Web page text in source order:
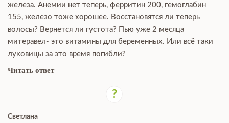
железа. Анемии нет теперь, ферритин 200, гемоглабин
155, железо тоже хорошее. Восстановятся ли теперь
волосы? Вернется ли густота? Пью уже 2 месяца
митеравел- это витамины для беременных. Или всё таки
луковицы за это время погибли?
Читать ответ
Светлана